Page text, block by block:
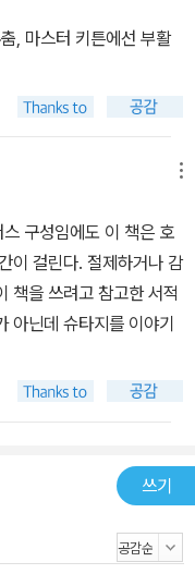
, 마스터 키튼에선 부활
구성임에도 이 책은 호
이 걸린다. 절제하거나 감
책을 쓰려고 참고한 서적
아닌데 슈타지를 이야기
쓰기